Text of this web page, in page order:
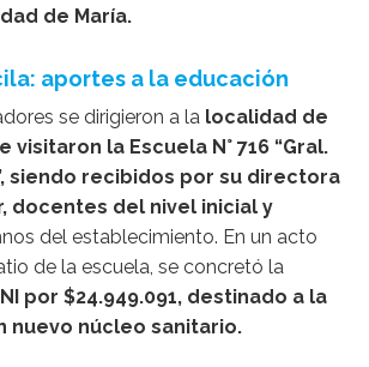
de María.
aportes a la educación
se dirigieron a la localidad de
visitaron la Escuela N° 716 “Gral.
siendo recibidos por su directora
docentes del nivel inicial y
del establecimiento. En un acto
de la escuela, se concretó la
por $24.949.091, destinado a la
nuevo núcleo sanitario.